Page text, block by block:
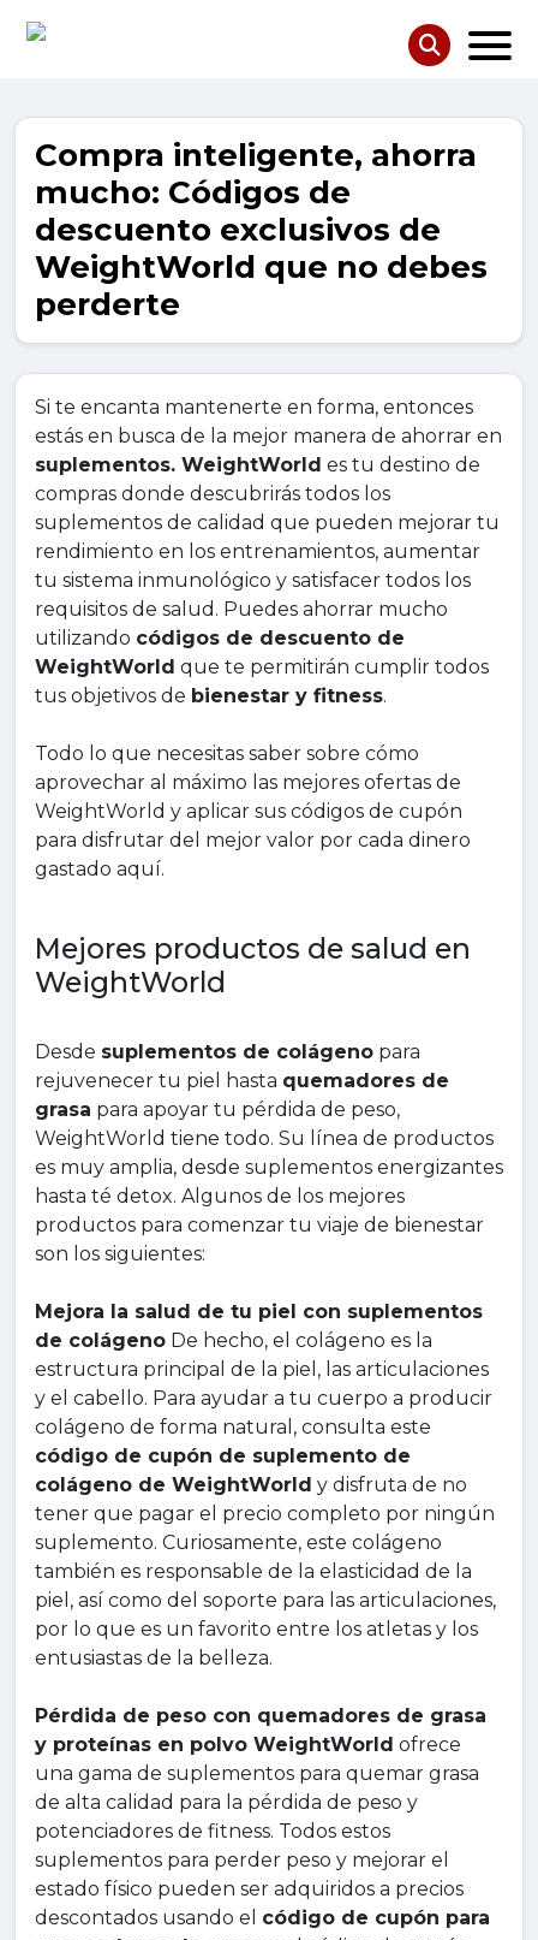
Compra inteligente, ahorra
mucho: Códigos de
descuento exclusivos de
WeightWorld que no debes
perderte
Si te encanta mantenerte en forma, entonces
estás en busca de la mejor manera de ahorrar en
suplementos. WeightWorld es tu destino de
compras donde descubrirás todos los
suplementos de calidad que pueden mejorar tu
rendimiento en los entrenamientos, aumentar
tu sistema inmunológico y satisfacer todos los
requisitos de salud. Puedes ahorrar mucho
utilizando códigos de descuento de
WeightWorld que te permitirán cumplir todos
tus objetivos de bienestar y fitness.
Todo lo que necesitas saber sobre cómo
aprovechar al máximo las mejores ofertas de
WeightWorld y aplicar sus códigos de cupón
para disfrutar del mejor valor por cada dinero
gastado aquí.
Mejores productos de salud en
WeightWorld
Desde suplementos de colágeno para
rejuvenecer tu piel hasta quemadores de
grasa para apoyar tu pérdida de peso,
WeightWorld tiene todo. Su línea de productos
es muy amplia, desde suplementos energizantes
hasta té detox. Algunos de los mejores
productos para comenzar tu viaje de bienestar
son los siguientes:
Mejora la salud de tu piel con suplementos
de colágeno De hecho, el colágeno es la
estructura principal de la piel, las articulaciones
y el cabello. Para ayudar a tu cuerpo a producir
colágeno de forma natural, consulta este
código de cupón de suplemento de
colágeno de WeightWorld y disfruta de no
tener que pagar el precio completo por ningún
suplemento. Curiosamente, este colágeno
también es responsable de la elasticidad de la
piel, así como del soporte para las articulaciones,
por lo que es un favorito entre los atletas y los
entusiastas de la belleza.
Pérdida de peso con quemadores de grasa
y proteínas en polvo WeightWorld ofrece
una gama de suplementos para quemar grasa
de alta calidad para la pérdida de peso y
potenciadores de fitness. Todos estos
suplementos para perder peso y mejorar el
estado físico pueden ser adquiridos a precios
descontados usando el código de cupón para